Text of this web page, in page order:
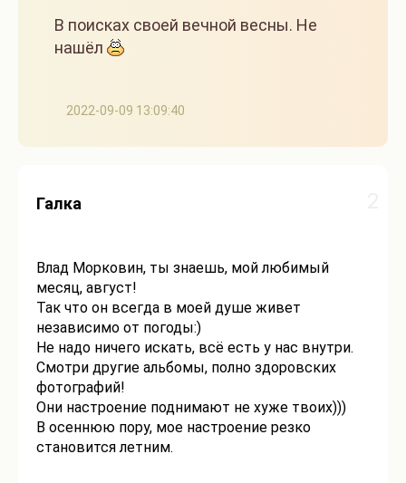
2022-09-09 13:09:40
В поисках своей вечной весны. Не
нашёл
Галка
Влад Морковин, ты знаешь, мой любимый
месяц, август!
Так что он всегда в моей душе живет
независимо от погоды:)
Не надо ничего искать, всё есть у нас внутри.
Смотри другие альбомы, полно здоровских
фотографий!
Они настроение поднимают не хуже твоих)))
В осеннюю пору, мое настроение резко
становится летним.